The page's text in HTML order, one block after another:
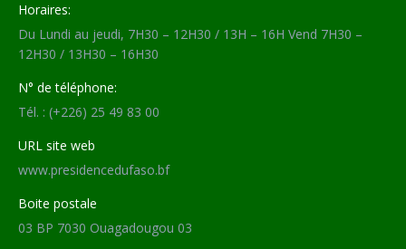
Horaires:
Du Lundi au jeudi, 7H30 – 12H30 / 13H – 16H Vend 7H30 –
12H30 / 13H30 – 16H30
N° de téléphone:
Tél. : (+226) 25 49 83 00
URL site web
www.presidencedufaso.bf
Boite postale
03 BP 7030 Ouagadougou 03